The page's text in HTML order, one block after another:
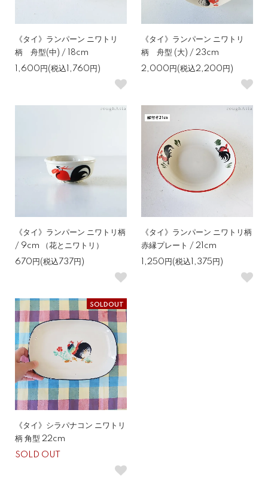
《タイ》ランパーン ニワトリ
柄 舟型(中) / 18cm
1,600円(税込1,760円)
《タイ》ランパーン ニワトリ
柄 舟型 (大) / 23cm
2,000円(税込2,200円)
《タイ》ランパーン ニワトリ柄
/ 9cm （花とニワトリ）
670円(税込737円)
《タイ》ランパーン ニワトリ柄
赤縁プレート / 21cm
1,250円(税込1,375円)
SOLDOUT
《タイ》シラパナコン ニワトリ
柄 角型 22cm
SOLD OUT